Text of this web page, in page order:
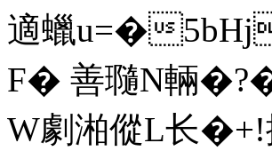
適蠟u=�
F� 善瓍N輛
W劇湐傱L长